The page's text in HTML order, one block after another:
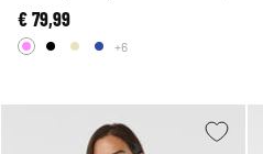
€ 79,99
+6